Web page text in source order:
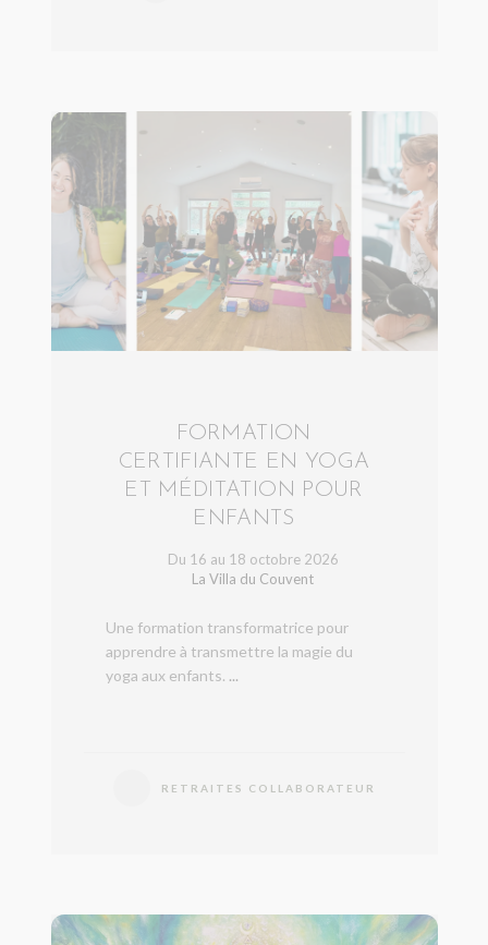
FORMATION
CERTIFIANTE EN YOGA
ET MÉDITATION POUR
ENFANTS
Du 16 au 18 octobre 2026
La Villa du Couvent
Une formation transformatrice pour
apprendre à transmettre la magie du
yoga aux enfants. ...
RETRAITES COLLABORATEUR